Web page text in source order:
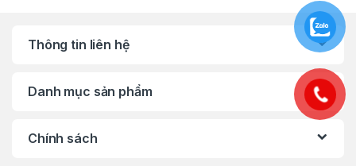
Thông tin liên hệ
Danh mục sản phẩm
Chính sách